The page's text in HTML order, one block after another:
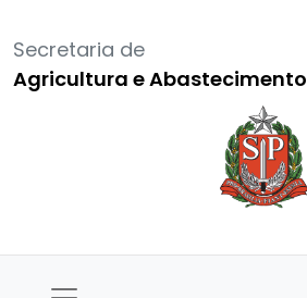
Secretaria de
Agricultura e Abastecimento